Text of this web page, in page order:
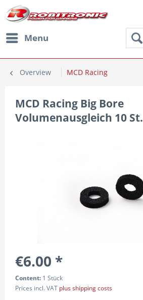
Menu
Overview MCD Racing
MCD Racing Big Bore
Volumenausgleich 10 St.
€6.00 *
Content: 1 Stück
Prices incl. VAT plus shipping costs